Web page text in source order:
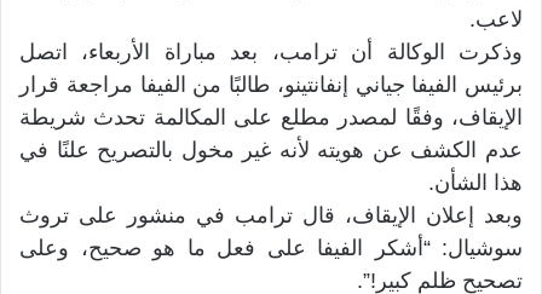
لاعب.
وذكرت الوكالة أن ترامب، بعد مباراة الأربعاء، اتصل
برئيس الفيفا جياني إنفانتينو، طالبًا من الفيفا مراجعة قرار
الإيقاف، وفقًا لمصدر مطلع على المكالمة تحدث شريطة
عدم الكشف عن هويته لأنه غير مخول بالتصريح علنًا في
هذا الشأن.
وبعد إعلان الإيقاف، قال ترامب في منشور على تروث
سوشيال: “أشكر الفيفا على فعل ما هو صحيح، وعلى
تصحيح ظلم كبير!”.